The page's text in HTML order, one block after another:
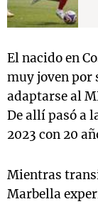
El nacido en
muy joven por
adaptarse al
De allí pasó a
2023 con 20
Mientras
Marbella